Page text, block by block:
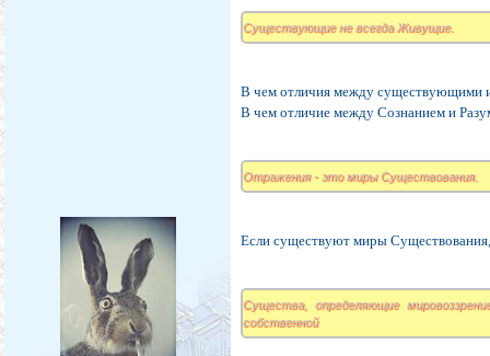
Существующие не всегда Живущие.
В чем отличия между существующими
В чем отличие между Сознанием и
Отражения - это миры Существования.
Если существуют миры
Существа, определяющие
собственной